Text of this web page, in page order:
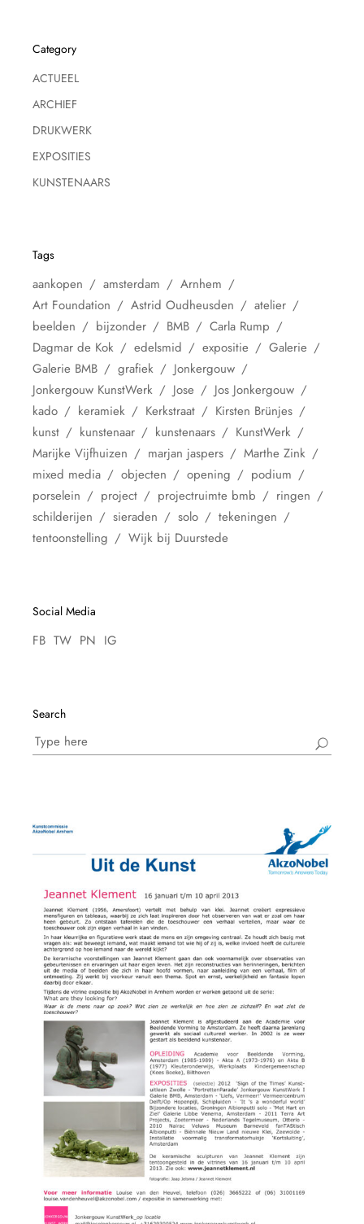
Category
ACTUEEL
ARCHIEF
DRUKWERK
EXPOSITIES
KUNSTENAARS
Tags
aankopen amsterdam
Arnhem
Art Foundation
Astrid Oudheusden
atelier
beelden
bijzonder BMB
Carla Rump
Dagmar de Kok
edelsmid expositie
Galerie
Galerie BMB
grafiek
Jonkergouw
Jonkergouw KunstWerk
Jose
Jos Jonkergouw
kado
keramiek Kerkstraat
Kirsten Brünjes
kunst
kunstenaar kunstenaars
KunstWerk
Marijke Vijfhuizen
marjan jaspers
Marthe Zink
mixed media
objecten opening
podium
porselein
project projectruimte bmb
ringen
schilderijen
sieraden solo
tekeningen
tentoonstelling
Wijk bij Duurstede
Social Media
FB TW PN IG
Search
Search
for: